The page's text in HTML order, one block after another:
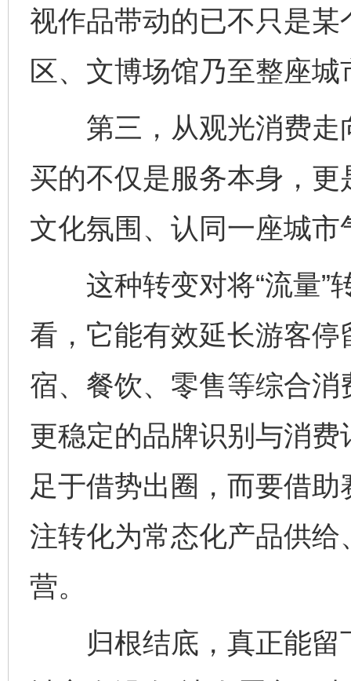
视作品带动的已不只是
区、文博场馆乃至整座
第三，从观光消费走
买的不仅是服务本身，
文化氛围、认同一座城市
这种转变对将“流量”转
看，它能有效延长游客
宿、餐饮、零售等综合
更稳定的品牌识别与消
足于借势出圈，而要借
注转化为常态化产品供
营。
归根结底，真正能留